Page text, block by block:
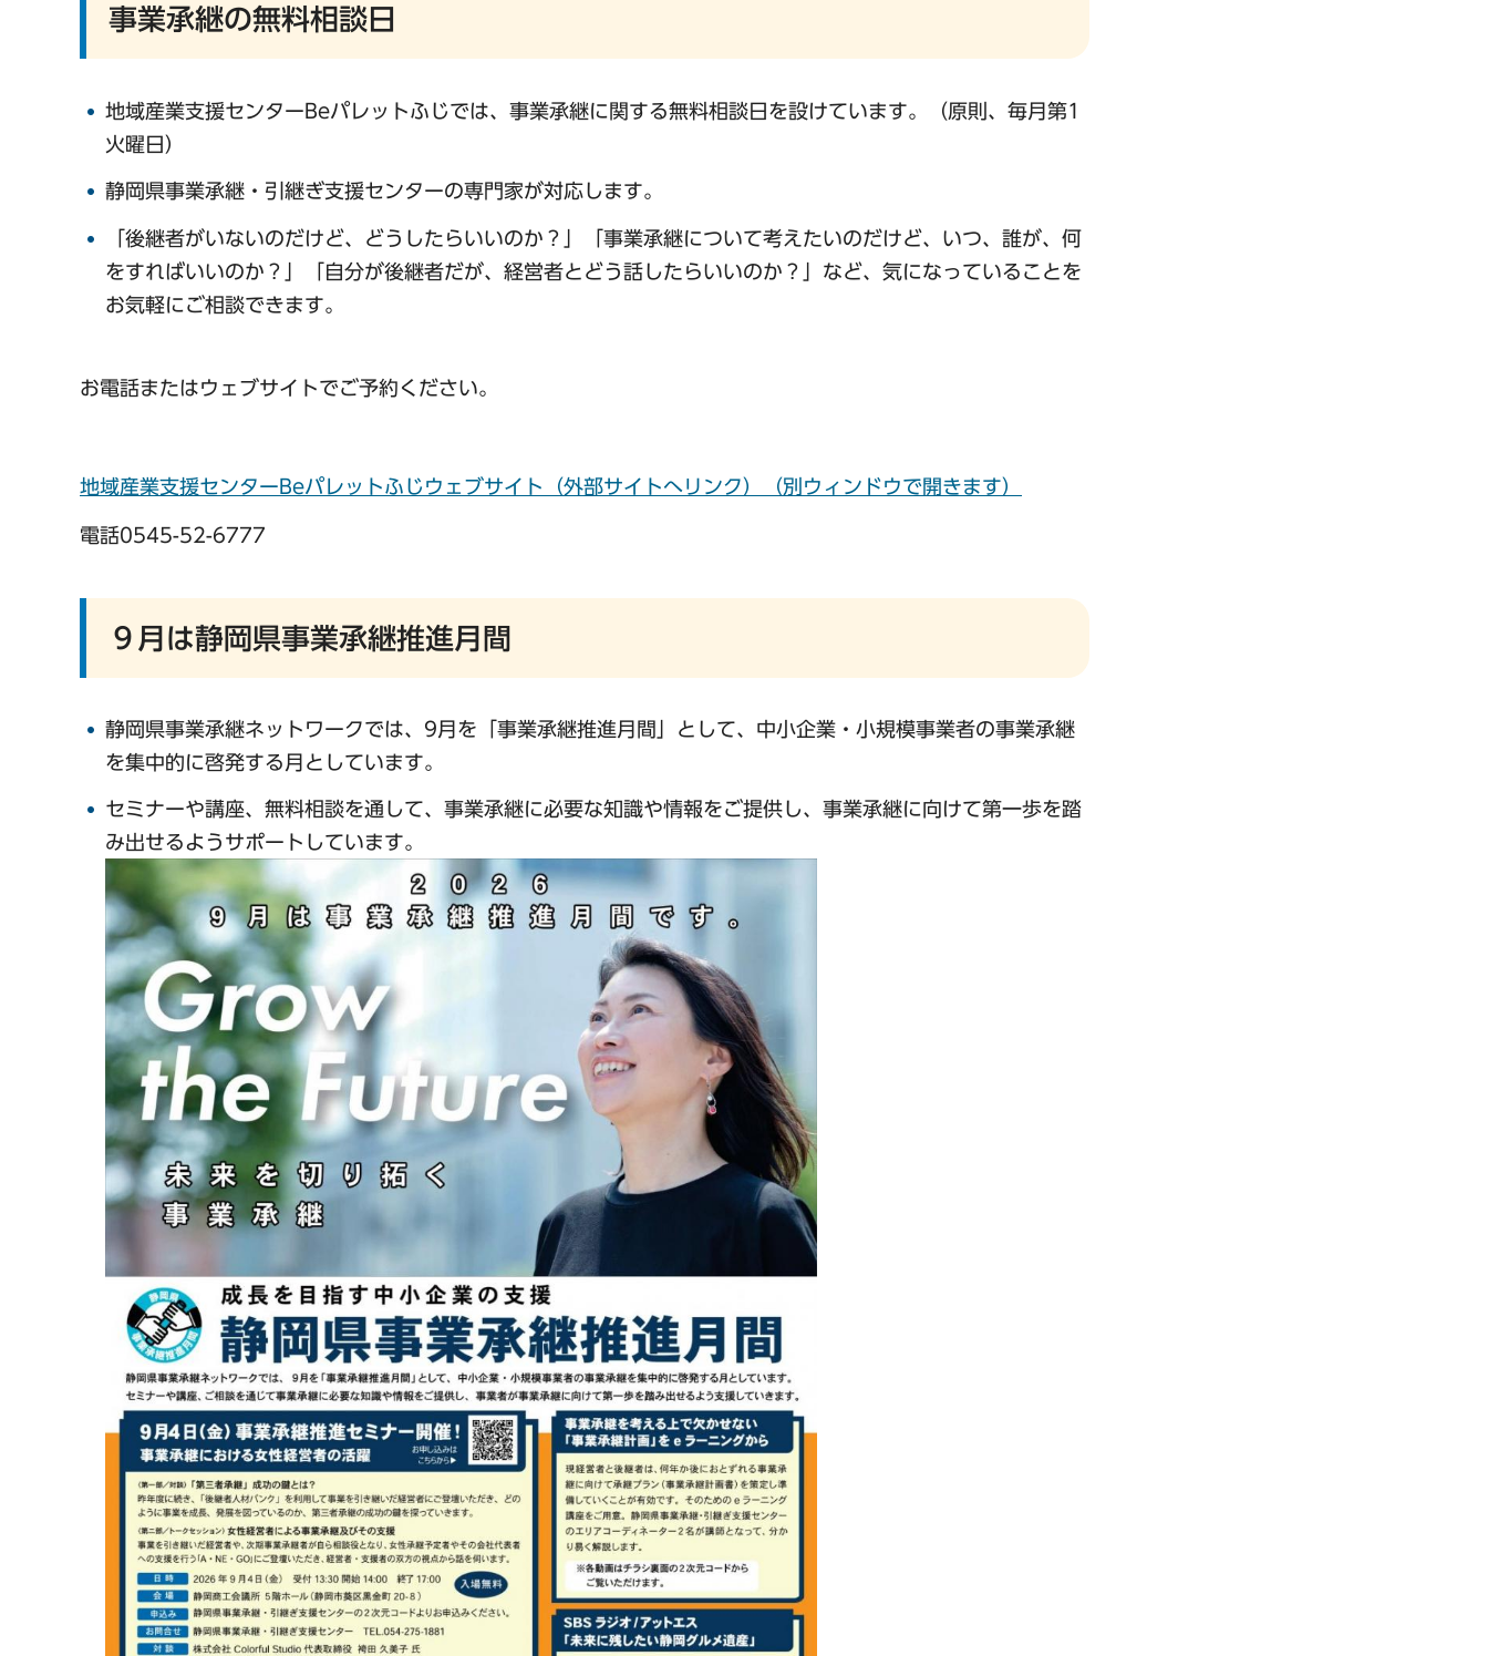
事業承継の無料相談日
地域産業支援センターBeパレットふじでは、事業承継に関する無料相談日を設けています。（原則、毎月第1
火曜日）
静岡県事業承継・引継ぎ支援センターの専門家が対応します。
「後継者がいないのだけど、どうしたらいいのか？」「事業承継について考えたいのだけど、いつ、誰が、何
をすればいいのか？」「自分が後継者だが、経営者とどう話したらいいのか？」など、気になっていることを
お気軽にご相談できます。
お電話またはウェブサイトでご予約ください。
地域産業支援センターBeパレットふじウェブサイト （外部サイトへリンク）（別ウィンドウで開きます）
電話0545-52-6777
９月は静岡県事業承継推進月間
静岡県事業承継ネットワークでは、9月を「事業承継推進月間」として、中小企業・小規模事業者の事業承継
を集中的に啓発する月としています。
セミナーや講座、無料相談を通して、事業承継に必要な知識や情報をご提供し、事業承継に向けて第一歩を踏
み出せるようサポートしています。